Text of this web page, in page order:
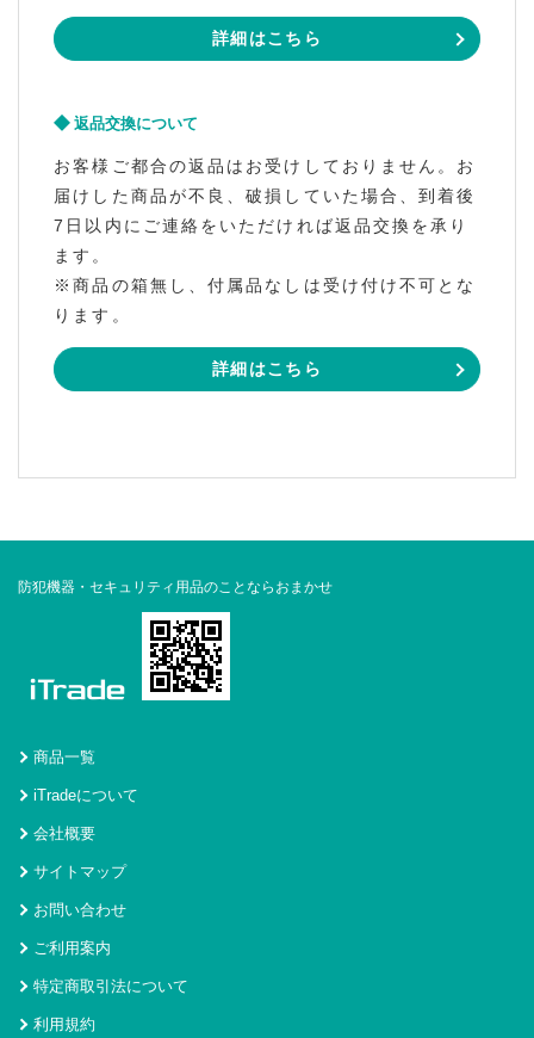
詳細はこちら
返品交換について
お客様ご都合の返品はお受けしておりません。お
届けした商品が不良、破損していた場合、到着後
7日以内にご連絡をいただければ返品交換を承り
ます。
※商品の箱無し、付属品なしは受け付け不可とな
ります。
詳細はこちら
防犯機器・セキュリティ用品のことならおまかせ
商品一覧
iTradeについて
会社概要
サイトマップ
お問い合わせ
ご利用案内
特定商取引法について
利用規約